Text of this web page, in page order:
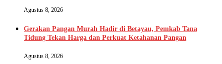
Agustus 8, 2026
Gerakan Pangan Murah Hadir di Betayau, Pemkab Tana
Tidung Tekan Harga dan Perkuat Ketahanan Pangan
Agustus 8, 2026